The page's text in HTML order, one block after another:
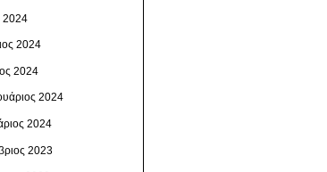
2024
2024
2024
2024
2024
2023